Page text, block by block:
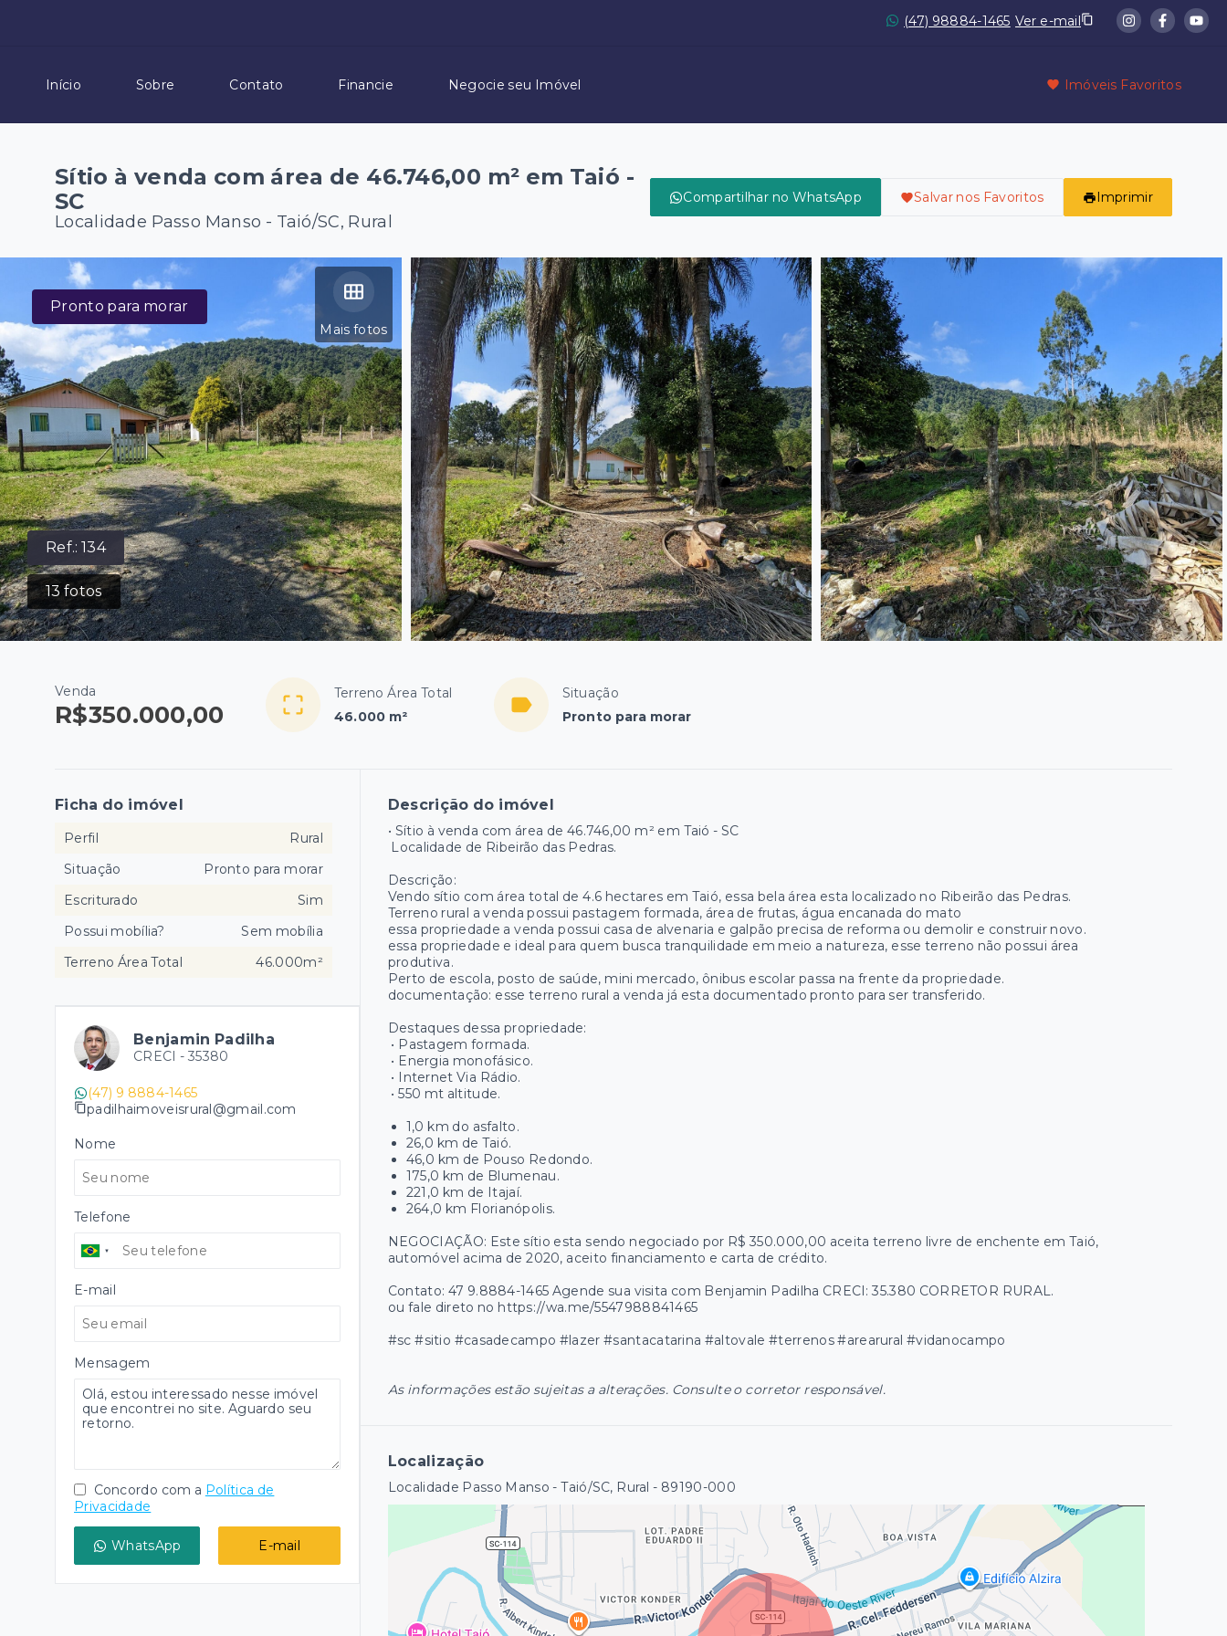
(47) 98884-1465 Ver e-mail
Início Sobre Contato Financie Negocie seu Imóvel Imóveis Favoritos
Sítio à venda com área de 46.746,00 m² em Taió -
SC
Localidade Passo Manso - Taió/SC, Rural
Compartilhar no WhatsApp Salvar nos Favoritos Imprimir
Ref.:134
13 fotos
Mais fotos
Pronto para morar
Venda
R$350.000,00
Terreno Área Total
46.000 m²
Situação
Pronto para morar
Descrição do imóvel
• Sítio à venda com área de 46.746,00 m² em Taió - SC
Localidade de Ribeirão das Pedras.
Descrição:
Vendo sítio com área total de 4.6 hectares em Taió, essa bela área esta localizado no Ribeirão das Pedras.
Terreno rural a venda possui pastagem formada, área de frutas, água encanada do mato
essa propriedade a venda possui casa de alvenaria e galpão precisa de reforma ou demolir e construir novo.
essa propriedade e ideal para quem busca tranquilidade em meio a natureza, esse terreno não possui área
produtiva.
Perto de escola, posto de saúde, mini mercado, ônibus escolar passa na frente da propriedade.
documentação: esse terreno rural a venda já esta documentado pronto para ser transferido.
Destaques dessa propriedade:
• Pastagem formada.
• Energia monofásico.
• Internet Via Rádio.
• 550 mt altitude.
1,0 km do asfalto.
26,0 km de Taió.
46,0 km de Pouso Redondo.
175,0 km de Blumenau.
221,0 km de Itajaí.
264,0 km Florianópolis.
NEGOCIAÇÃO: Este sítio esta sendo negociado por R$ 350.000,00 aceita terreno livre de enchente em Taió,
automóvel acima de 2020, aceito financiamento e carta de crédito.
Contato: 47 9.8884-1465 Agende sua visita com Benjamin Padilha CRECI: 35.380 CORRETOR RURAL.
ou fale direto no https://wa.me/5547988841465
#sc #sitio #casadecampo #lazer #santacatarina #altovale #terrenos #arearural #vidanocampo
As informações estão sujeitas a alterações. Consulte o corretor responsável.
Localização
Localidade Passo Manso - Taió/SC, Rural - 89190-000
Ficha do imóvel
Perfil
Rural
Situação
Pronto para morar
Escriturado
Sim
Possui mobília?
Sem mobília
Terreno Área Total
46.000m²
Benjamin Padilha
CRECI - 35380
(47) 9 8884-1465
padilhaimoveisrural@gmail.com
Nome
Telefone
E-mail
Mensagem
Concordo com a Política de
Privacidade
WhatsApp E-mail